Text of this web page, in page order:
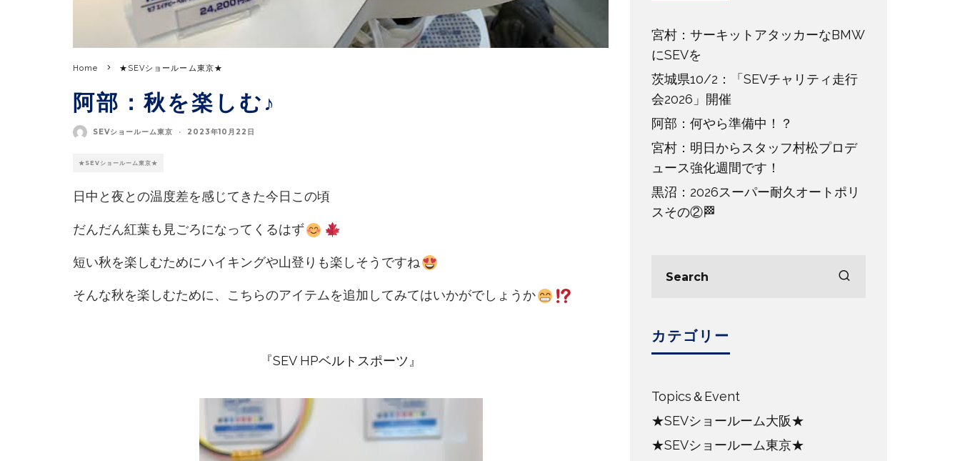
Home ★SEVショールーム東京★
阿部：秋を楽しむ♪
SEVショールーム東京 · 2023年10月22日
★SEVショールーム東京★
日中と夜との温度差を感じてきた今日この頃
だんだん紅葉も見ごろになってくるはず
短い秋を楽しむためにハイキングや山登りも楽しそうですね
そんな秋を楽しむために、こちらのアイテムを追加してみてはいかがでしょうか
『SEV HPベルトスポーツ 』
宮村：サーキットアタッカーなBMW
にSEVを
茨城県10/2：「SEVチャリティ走行
会2026」開催
阿部：何やら準備中！？
宮村：明日からスタッフ村松プロデ
ュース強化週間です！
黒沼：2026スーパー耐久オートポリ
スその②🏁
カテゴリー
Topics＆Event
★SEVショールーム大阪★
★SEVショールーム東京★